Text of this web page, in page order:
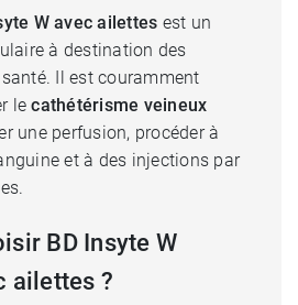
W avec ailettes est un
à destination des
Il est couramment
lecathétérisme veineux
une perfusion, procéder à
et à des injections par
BD Insyte W
ailettes ?